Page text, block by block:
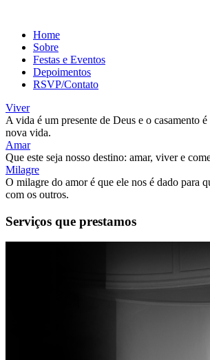
Home
Sobre
Festas e Eventos
Depoimentos
RSVP/Contato
Viver
A vida é um presente de Deus e o casamento
nova vida.
Amar
Que este seja nosso destino: amar, viver e
Milagre
O milagre do amor é que ele nos é dado para
com os outros.
Serviços que prestamos